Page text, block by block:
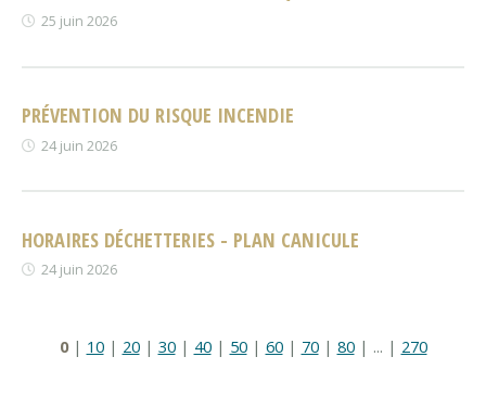
25 juin 2026
PRÉVENTION DU RISQUE INCENDIE
24 juin 2026
HORAIRES DÉCHETTERIES - PLAN CANICULE
24 juin 2026
0| 10| 20| 30| 40| 50| 60| 70| 80| ... | 270